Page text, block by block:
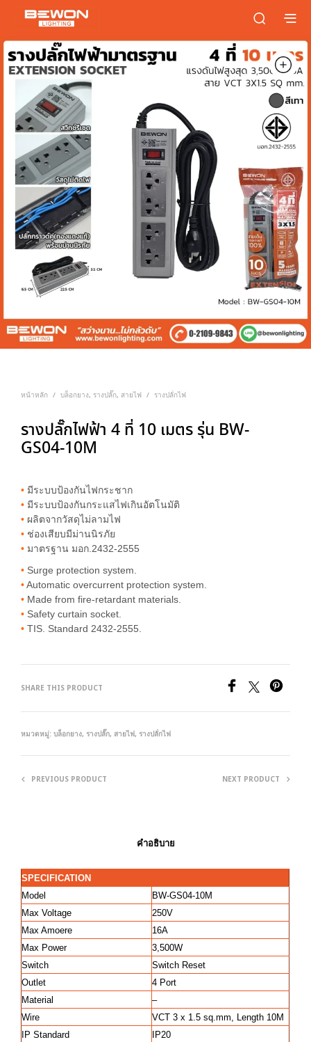
หน้าหลัก / บล็อกยาง, รางปลั๊ก, สายไฟ / รางปลัํกไฟ
รางปลั๊กไฟฟ้า 4 ที่ 10 เมตร รุ่น BW-
GS04-10M
• มีระบบป้องกันไฟกระชาก
• มีระบบป้องกันกระแสไฟเกินอัตโนมัติ
• ผลิตจากวัสดุไม่ลามไฟ
• ช่องเสียบมีม่านนิรภัย
• มาตรฐาน มอก.2432-2555
• Surge protection system.
•Automatic overcurrent protection system.
• Made from fire-retardant materials.
• Safety curtain socket.
• TIS. Standard 2432-2555.
SHARE THIS PRODUCT
หมวดหมู่: บล็อกยาง, รางปลั๊ก, สายไฟ, รางปลัํกไฟ
PREVIOUS PRODUCT NEXT PRODUCT
คำอธิบาย
SPECIFICATION
Model
BW-GS04-10M
Max Voltage
250V
Max Amoere
16A
Max Power
3,500W
Switch
Switch Reset
Outlet
4 Port
Material
–
Wire
VCT 3 x 1.5 sq.mm, Length 10M
IP Standard
IP20